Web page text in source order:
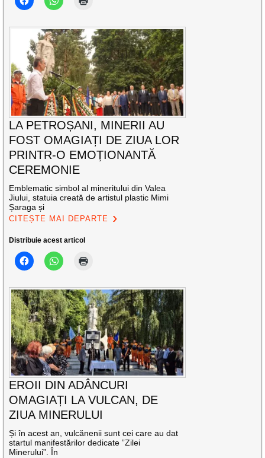
LA PETROȘANI, MINERII AU
FOST OMAGIAȚI DE ZIUA LOR
PRINTR-O EMOȚIONANTĂ
CEREMONIE
Emblematic simbol al mineritului din Valea
Jiului, statuia creată de artistul plastic Mimi
Șaraga și
CITEȘTE MAI DEPARTE
Distribuie acest articol
EROII DIN ADÂNCURI
OMAGIAȚI LA VULCAN, DE
ZIUA MINERULUI
Și în acest an, vulcănenii sunt cei care au dat
startul manifestărilor dedicate ”Zilei
Minerului”. În